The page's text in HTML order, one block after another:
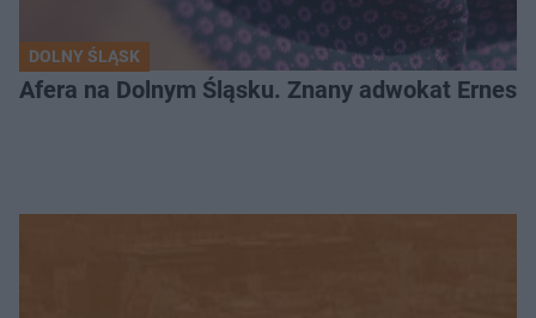
DOLNY ŚLĄSK
Afera na Dolnym Śląsku. Znany adwokat Ernest